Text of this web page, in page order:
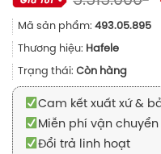
Mã sản phẩm: 493.05.895
Thương hiệu: Hafele
Trạng thái: Còn hàng
Cam kết xuất xứ &
Miễn phí vận
Đổi trả linh hoạt